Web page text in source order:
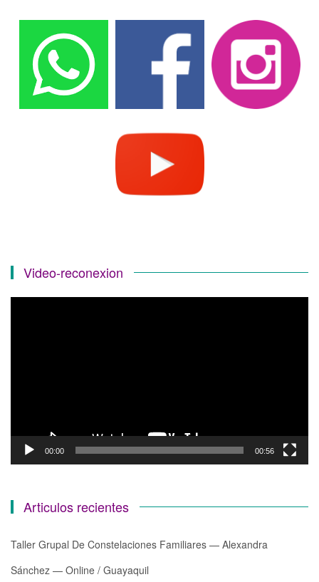
Video-reconexion
00:00 00:56
Articulos recientes
Taller Grupal De Constelaciones Familiares — Alexandra
Sánchez — Online / Guayaquil